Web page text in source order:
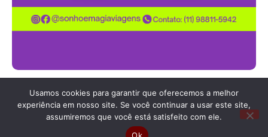
Fale com a gente pelo
crisberger@guiapetfriendly.com.br
Usamos cookies para garantir que oferecemos a melhor
experiência em nosso site. Se você continuar a usar este site,
assumiremos que você está satisfeito com ele.
Ok